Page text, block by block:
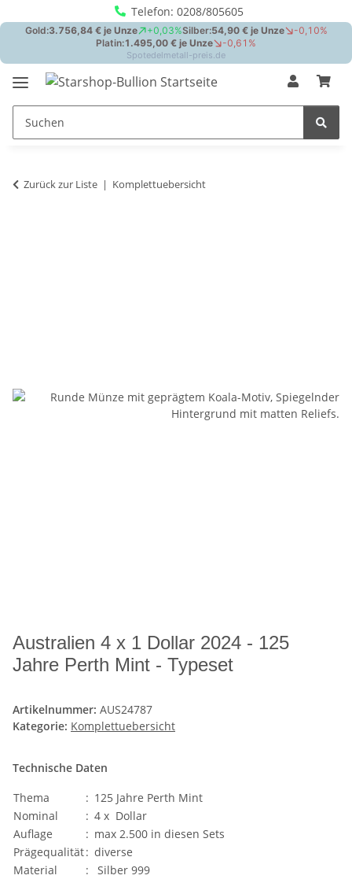
Telefon: 0208/805605
Zurück zur Liste Komplettuebersicht
Australien 4 x 1 Dollar 2024 - 125
Jahre Perth Mint - Typeset
Artikelnummer: AUS24787
Kategorie: Komplettuebersicht
Technische Daten
Thema
: 125 Jahre Perth Mint
Nominal
: 4 x Dollar
Auflage
: max 2.500 in diesen Sets
Prägequalität: diverse
Material
:
Silber 999